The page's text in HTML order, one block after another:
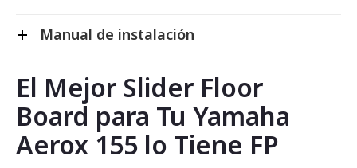
Manual de instalación
El Mejor Slider Floor
Board para Tu Yamaha
Aerox 155 lo Tiene FP